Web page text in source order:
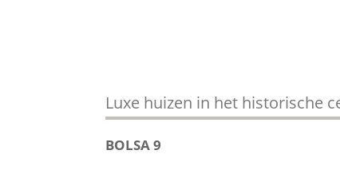
Luxe huizen in het historische
BOLSA 9